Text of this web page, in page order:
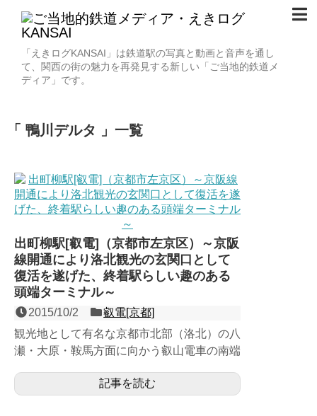
「えきログKANSAI」は鉄道駅の写真と動画と音声を通し
て、関西の街の魅力を再発見する新しい「ご当地的鉄道メ
ディア」です。
鴨川デルタ 一覧
出町柳駅[叡電]（京都市左京区）～京阪
線開通により洛北観光の玄関口として
復活を遂げた、終着駅らしい趣のある
頭端ターミナル～
2015/10/2
叡電[京都]
観光地として有名な京都市北部（洛北）の八
瀬・大原・鞍馬方面に向かう叡山電車の南端
当時関西に基盤のあっ...
記事を読む